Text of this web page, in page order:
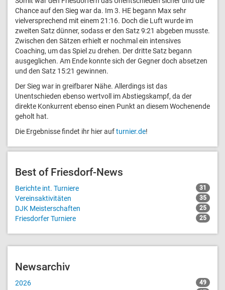
Chance auf den Sieg war da. Im 3. HE begann Max sehr
vielversprechend mit einem 21:16. Doch die Luft wurde im
zweiten Satz dünner, sodass er den Satz 9:21 abgeben musste.
Zwischen den Sätzen erhielt er nochmal ein intensives
Coaching, um das Spiel zu drehen. Der dritte Satz begann
ausgeglichen. Am Ende konnte sich der Gegner doch absetzen
und den Satz 15:21 gewinnen.
Der Sieg war in greifbarer Nähe. Allerdings ist das
Unentschieden ebenso wertvoll im Abstiegskampf, da der
direkte Konkurrent ebenso einen Punkt an diesem Wochenende
geholt hat.
Die Ergebnisse findet ihr hier aufturnier.de!
Best of Friesdorf-News
Berichte int. Turniere 31
Vereinsaktivitäten 35
DJK Meisterschaften 25
Friesdorfer Turniere 25
Newsarchiv
2026 49